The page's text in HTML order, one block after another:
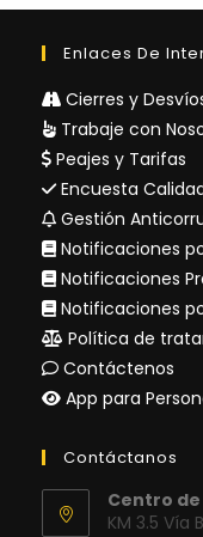
Enlaces De
Cierres y
Trabaje con
Peajes y Tarifas
Encuesta
Gestión
Notificaciones
Notificaciones
Notificaciones
Política de
Contáctenos
App para
Contáctanos
Centro
KM 3.5 Vía